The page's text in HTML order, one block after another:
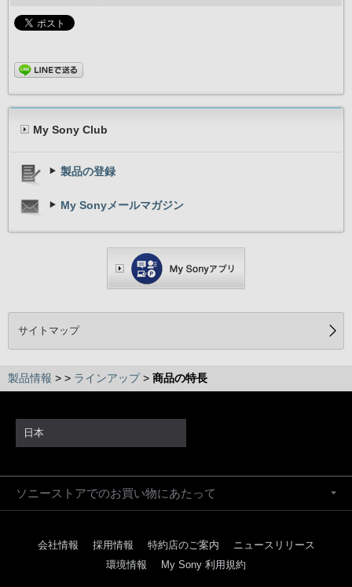
My Sony Club
製品の登録
My Sonyメールマガジン
サイトマップ
製品情報 > > ラインアップ > 商品の特長
日本
ソニーストアでのお買い物にあたって
会社情報 採用情報 特約店のご案内
ニュースリリース
環境情報
My Sony 利用規約